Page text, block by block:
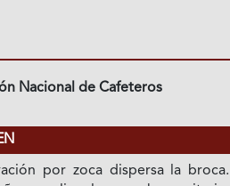
Nacional de Cafeteros
por zoca dispersa la